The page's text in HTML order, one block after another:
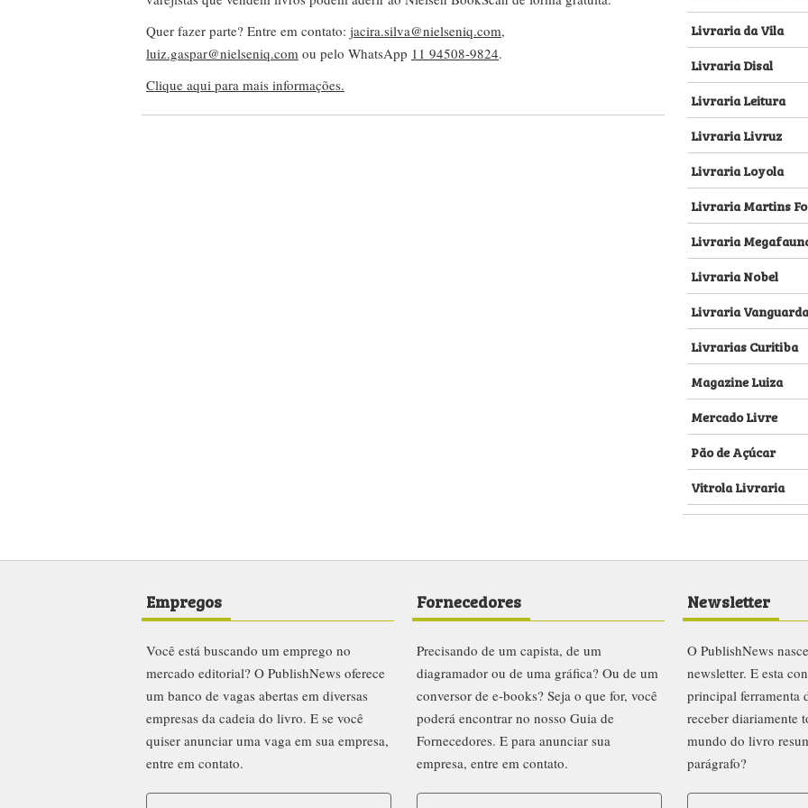
Quer fazer parte? Entre em contato: jacira.silva@nielseniq.com,
luiz.gaspar@nielseniq.com ou pelo WhatsApp 11 94508-9824.
Clique aqui para mais informações.
Livraria da Vila
Livraria Disal
Livraria Leitura
Livraria Livruz
Livraria Loyola
Livraria Martins
Livraria
Livraria Nobel
Livraria Vanguarda
Livrarias Curitiba
Magazine Luiza
Mercado Livre
Pão de Açúcar
Vitrola Livraria
Empregos
Você está buscando um emprego no
mercado editorial? O PublishNews oferece
um banco de vagas abertas em diversas
empresas da cadeia do livro. E se você
quiser anunciar uma vaga em sua empresa,
entre em contato.
Fornecedores
Precisando de um capista, de um
diagramador ou de uma gráfica? Ou de um
conversor de e-books? Seja o que for, você
poderá encontrar no nosso Guia de
Fornecedores. E para anunciar sua
empresa, entre em contato.
Newsletter
O PublishNews
newsletter. E esta
principal ferramenta
receber diariamente
mundo do livro
parágrafo?